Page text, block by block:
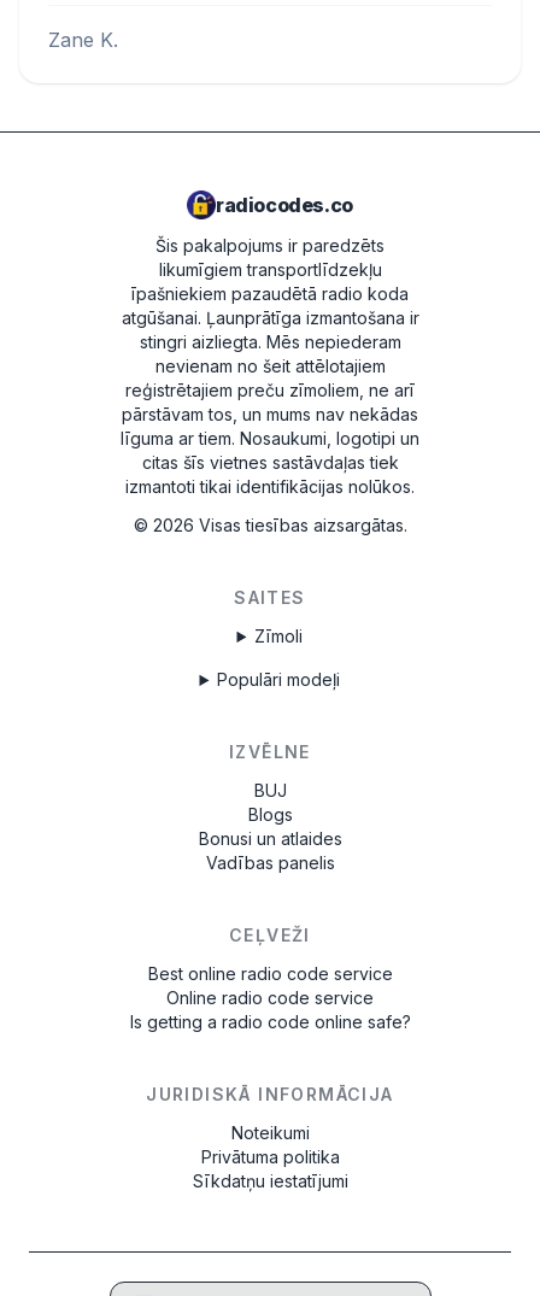
Zane K.
radiocodes.co
Šis pakalpojums ir paredzēts
likumīgiem transportlīdzekļu
īpašniekiem pazaudētā radio koda
atgūšanai. Ļaunprātīga izmantošana ir
stingri aizliegta. Mēs nepiederam
nevienam no šeit attēlotajiem
reģistrētajiem preču zīmoliem, ne arī
pārstāvam tos, un mums nav nekādas
līguma ar tiem. Nosaukumi, logotipi un
citas šīs vietnes sastāvdaļas tiek
izmantoti tikai identifikācijas nolūkos.
© 2026 Visas tiesības aizsargātas.
SAITES
Zīmoli
Populāri modeļi
IZVĒLNE
BUJ
Blogs
Bonusi un atlaides
Vadības panelis
CEĻVEŽI
Best online radio code service
Online radio code service
Is getting a radio code online safe?
JURIDISKĀ INFORMĀCIJA
Noteikumi
Privātuma politika
Sīkdatņu iestatījumi